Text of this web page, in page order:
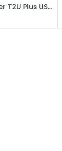
Tp-Link Archer T2U Plus USB Inalambrico Dual Band / AC600 de Alta Garancia / USB / Negro